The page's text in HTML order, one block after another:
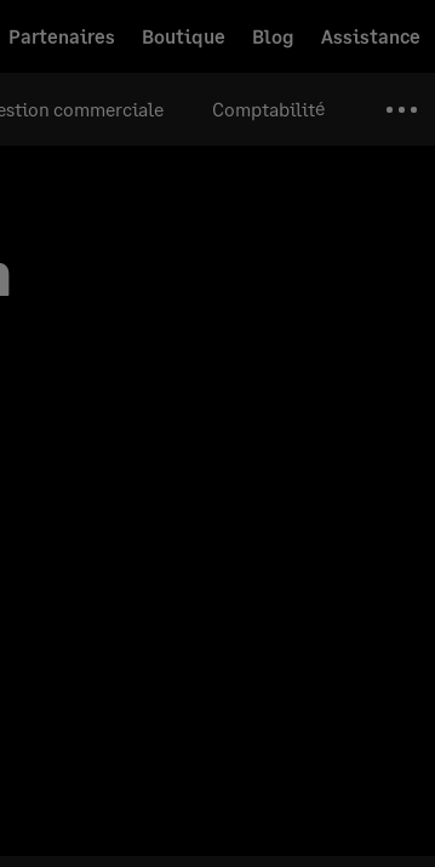
Partenaires Boutique Blog Assistance
commerciale Comptabilité